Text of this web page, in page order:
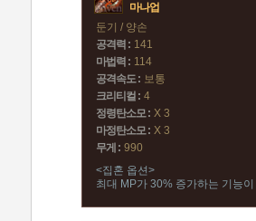
마나업
둔기 / 양손
공격력 : 141
마법력 : 114
공격속도 : 보통
크리티컬 : 4
정령탄소모 : X 3
마정탄소모 : X 3
무게 : 990
<집혼 옵션>
최대 MP가 30% 증가하는 기능